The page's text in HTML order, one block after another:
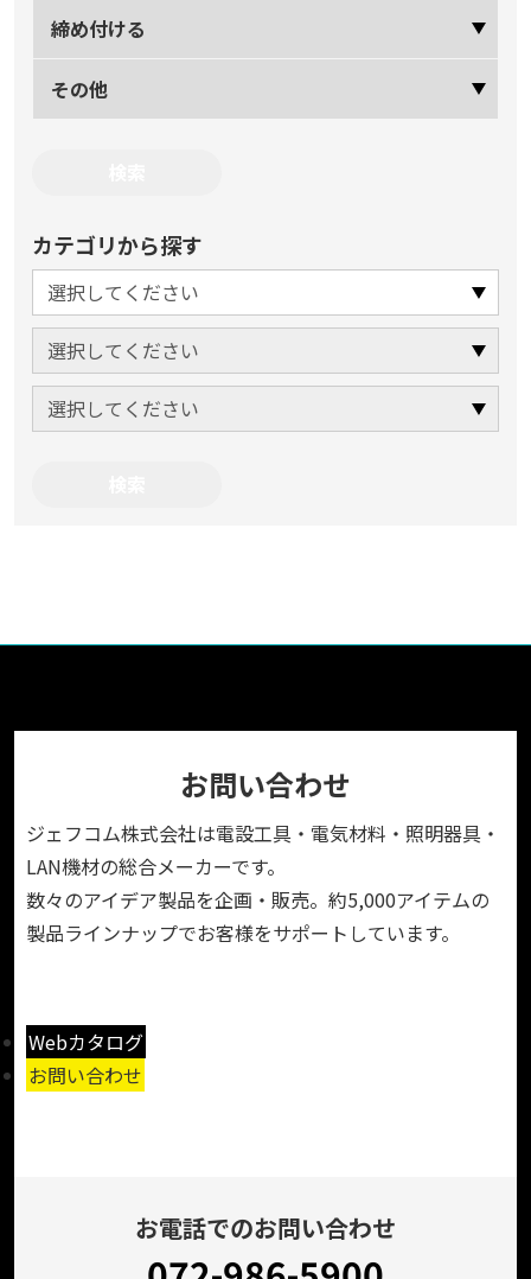
締め付ける
その他
カテゴリから探す
お問い合わせ
ジェフコム株式会社は電設工具・電気材料・照明器具・
LAN機材の総合メーカーです。
数々のアイデア製品を企画・販売。約5,000アイテムの
製品ラインナップでお客様をサポートしています。
Webカタログ
お問い合わせ
お電話でのお問い合わせ